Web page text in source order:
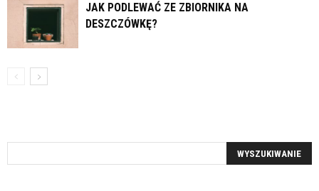
JAK PODLEWAĆ ZE ZBIORNIKA NA
DESZCZÓWKĘ?